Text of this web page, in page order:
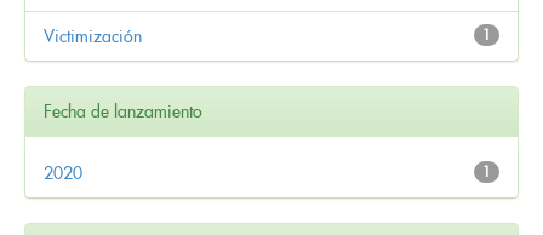
1
Victimización
Fecha de lanzamiento
1
2020